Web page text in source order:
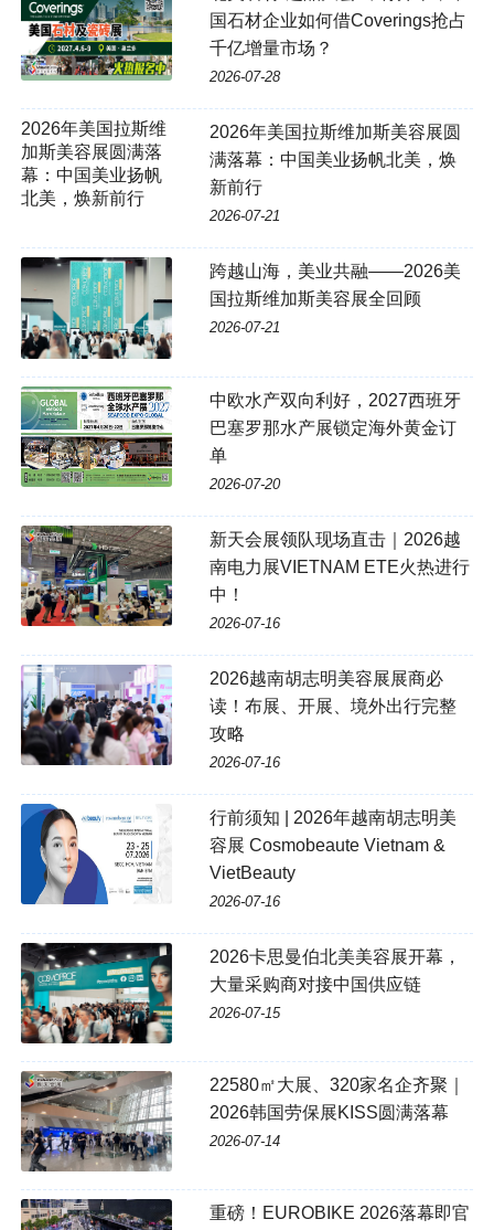
国石材企业如何借Coverings抢占
千亿增量市场？
2026-07-28
2026年美国拉斯维加斯美容展圆
满落幕：中国美业扬帆北美，焕
新前行
2026-07-21
跨越山海，美业共融——2026美
国拉斯维加斯美容展全回顾
2026-07-21
中欧水产双向利好，2027西班牙
巴塞罗那水产展锁定海外黄金订
单
2026-07-20
新天会展领队现场直击｜2026越
南电力展VIETNAM ETE火热进行
中！
2026-07-16
2026越南胡志明美容展展商必
读！布展、开展、境外出行完整
攻略
2026-07-16
行前须知 | 2026年越南胡志明美
容展 Cosmobeaute Vietnam &
VietBeauty
2026-07-16
2026卡思曼伯北美美容展开幕，
大量采购商对接中国供应链
2026-07-15
22580㎡大展、320家名企齐聚｜
2026韩国劳保展KISS圆满落幕
2026-07-14
重磅！EUROBIKE 2026落幕即官